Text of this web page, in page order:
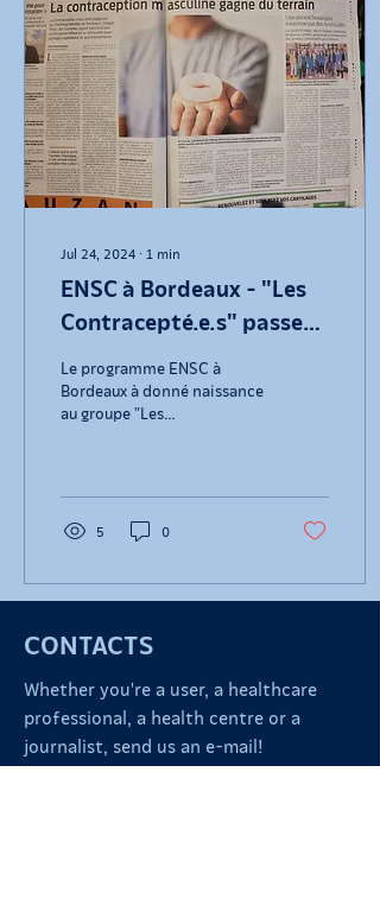
Jul 24, 2024 ∙ 1 min
ENSC à Bordeaux - "Les
Contracepté.e.s" passent
Le programme ENSC à
Bordeaux à donné naissance
au groupe "Les
5 0
CONTACTS
Whether you're a user, a healthcare
professional, a health centre or a
journalist, send us an e-mail!